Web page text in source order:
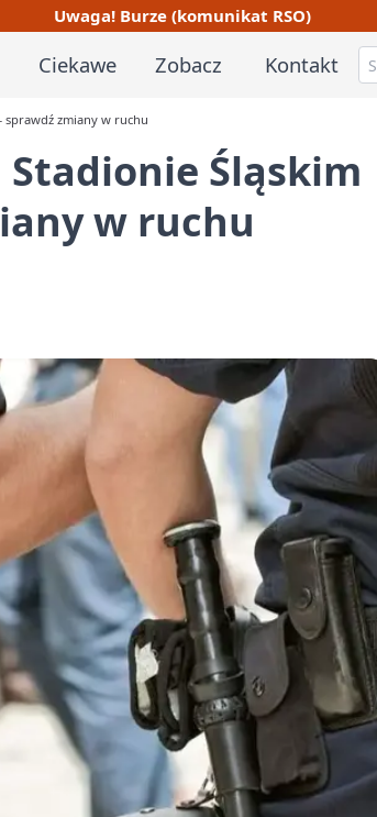
Uwaga! Burze (komunikat RSO)
Ciekawe Zobacz Kontakt
sprawdź zmiany w ruchu
Śląskim
w ruchu